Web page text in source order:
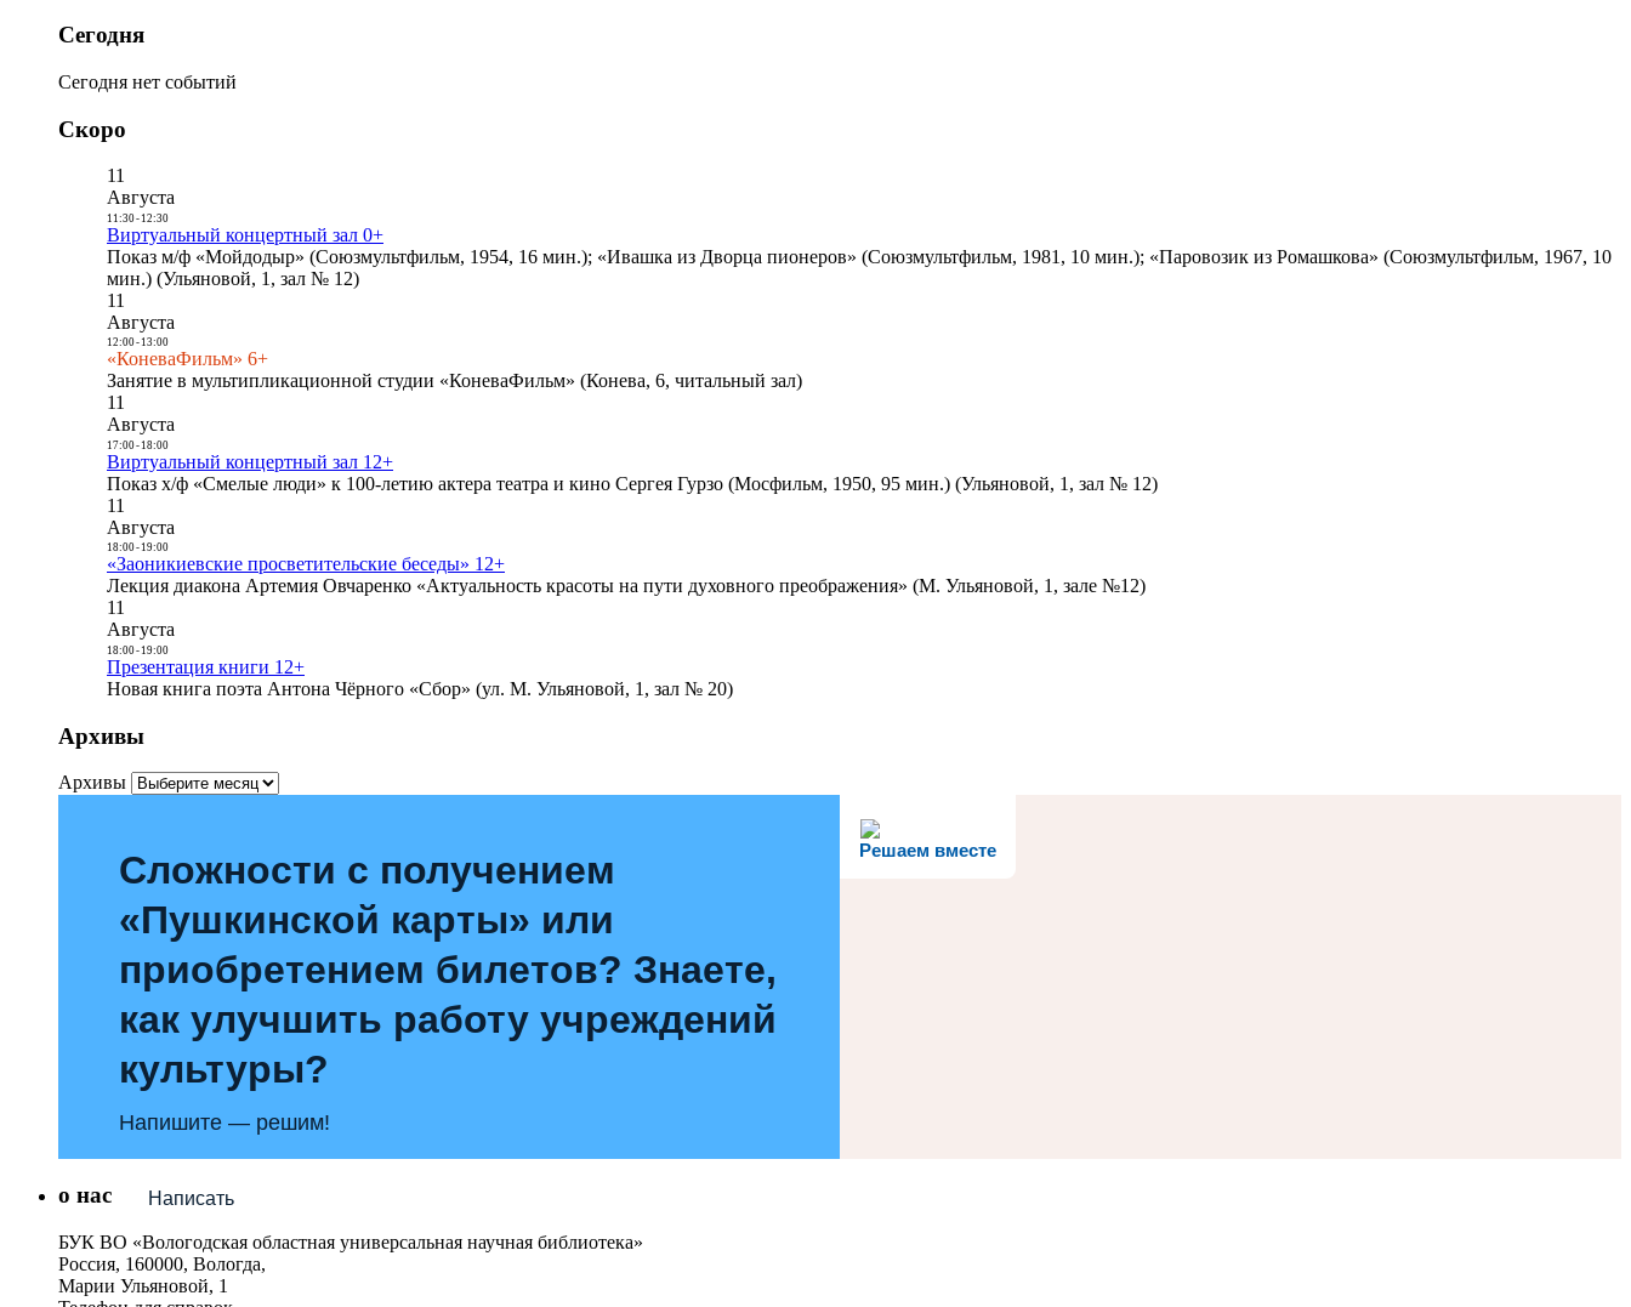
Сегодня
Сегодня нет событий
Скоро
11
Августа
11:30- 12:30
Виртуальный концертный зал 0+
Показ м/ф «Мойдодыр» (Союзмультфильм, 1954, 16 мин.); «Ивашка из Дворца пионеров» (Союзмультфильм, 1981, 10 мин.); «Паровозик из Ромашкова» (Союзмультфильм, 1967, 10
мин.) (Ульяновой, 1, зал № 12)
11
Августа
12:00- 13:00
«КоневаФильм» 6+
Занятие в мультипликационной студии «КоневаФильм» (Конева, 6, читальный зал)
11
Августа
17:00- 18:00
Виртуальный концертный зал 12+
Показ х/ф «Смелые люди» к 100-летию актера театра и кино Сергея Гурзо (Мосфильм, 1950, 95 мин.) (Ульяновой, 1, зал № 12)
11
Августа
18:00- 19:00
«Заоникиевские просветительские беседы» 12+
Лекция диакона Артемия Овчаренко «Актуальность красоты на пути духовного преображения» (М. Ульяновой, 1, зале №12)
11
Августа
18:00- 19:00
Презентация книги 12+
Новая книга поэта Антона Чёрного «Сбор» (ул. М. Ульяновой, 1, зал № 20)
Архивы
Архивы
Решаем вместе
Сложности с получением
«Пушкинской карты» или
приобретением билетов? Знаете,
как улучшить работу учреждений
культуры?
Напишите — решим!
Написать
о нас
БУК ВО «Вологодская областная универсальная научная библиотека»
Россия, 160000, Вологда,
Марии Ульяновой, 1